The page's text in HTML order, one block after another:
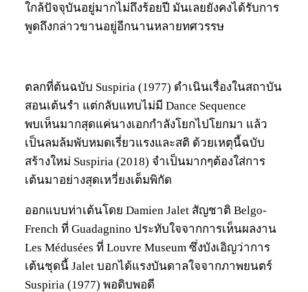
ใกล้ปัจจุบันอยู่มากไม่ถึงร้อยปี มันเลยยังคงได้รับการ
พูดถึงกล่าวขานอยู่อีกนานหลายทศวรรษ
ตลกที่ต้นฉบับ Suspiria (1977) ดำเนินเรื่องในสถาบัน
สอนเต้นรำ แต่กลับแทบไม่มี Dance Sequence
พบเห็นมากสุดแค่นางเอกกำลังโยกไปโยกมา แล้ว
เป็นลมล้มพับหมดเรี่ยวแรงและสติ ด้วยเหตุนี้ฉบับ
สร้างใหม่ Suspiria (2018) จำเป็นมากๆต้องใส่การ
เต้นมาอย่างสุดเหวี่ยงเต็มพิกัด
ออกแบบท่าเต้นโดย Damien Jalet สัญชาติ Belgo-
French ที่ Guadagnino ประทับใจจากการเห็นผลงาน
Les Médusées ที่ Louvre Museum ซึ่งบังเอิญว่าการ
เต้นชุดนี้ Jalet บอกได้แรงบันดาลใจจากภาพยนตร์
Suspiria (1977) พอดิบพอดี